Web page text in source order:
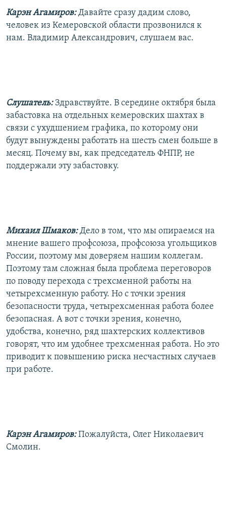
Карэн Агамиров: Давайте сразу дадим слово,
человек из Кемеровской области прозвонился к
нам. Владимир Александрович, слушаем вас.
Слушатель: Здравствуйте. В середине октября была
забастовка на отдельных кемеровских шахтах в
связи с ухудшением графика, по которому они
будут вынуждены работать на шесть смен больше в
месяц. Почему вы, как председатель ФНПР, не
поддержали эту забастовку.
Михаил Шмаков: Дело в том, что мы опираемся на
мнение вашего профсоюза, профсоюза угольщиков
России, поэтому мы доверяем нашим коллегам.
Поэтому там сложная была проблема переговоров
по поводу перехода с трехсменной работы на
четырехсменную работу. Но с точки зрения
безопасности труда, четырехсменная работа более
безопасная. А вот с точки зрения, конечно,
удобства, конечно, ряд шахтерских коллективов
говорят, что им удобнее трехсменная работа. Но это
приводит к повышению риска несчастных случаев
при работе.
Карэн Агамиров: Пожалуйста, Олег Николаевич
Смолин.